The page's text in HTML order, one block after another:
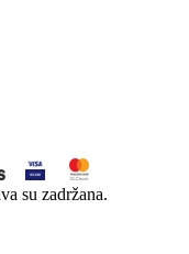
su zadržana.